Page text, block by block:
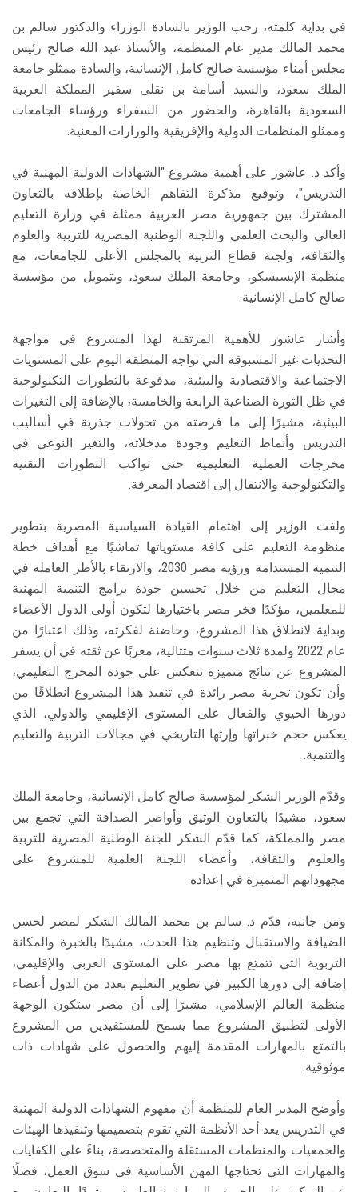
في بداية كلمته، رحب الوزير بالسادة الوزراء والدكتور سالم بن
محمد المالك مدير عام المنظمة، والأستاذ عبد الله صالح رئيس
مجلس أمناء مؤسسة صالح كامل الإنسانية، والسادة ممثلو جامعة
الملك سعود، والسيد أسامة بن نقلى سفير المملكة العربية
السعودية بالقاهرة، والحضور من السفراء ورؤساء الجامعات
وممثلو المنظمات الدولية والإفريقية والوزارات المعنية.
وأكد د. عاشور على أهمية مشروع "الشهادات الدولية المهنية في
التدريس"، وتوقيع مذكرة التفاهم الخاصة بإطلاقه بالتعاون
المشترك بين جمهورية مصر العربية ممثلة في وزارة التعليم
العالي والبحث العلمي واللجنة الوطنية المصرية للتربية والعلوم
والثقافة، ولجنة قطاع التربية بالمجلس الأعلى للجامعات، مع
منظمة الإيسيسكو، وجامعة الملك سعود، وبتمويل من مؤسسة
صالح كامل الإنسانية.
وأشار عاشور للأهمية المرتقبة لهذا المشروع في مواجهة
التحديات غير المسبوقة التي تواجه المنطقة اليوم على المستويات
الاجتماعية والاقتصادية والبيئية، مدفوعة بالتطورات التكنولوجية
في ظل الثورة الصناعية الرابعة والخامسة، بالإضافة إلى التغيرات
البيئية، مشيرًا إلى ما فرضته من تحولات جذرية في أساليب
التدريس وأنماط التعليم وجودة مدخلاته، والتغير النوعي في
مخرجات العملية التعليمية حتى تواكب التطورات التقنية
والتكنولوجية والانتقال إلى اقتصاد المعرفة.
ولفت الوزير إلى اهتمام القيادة السياسية المصرية بتطوير
منظومة التعليم على كافة مستوياتها تماشيًا مع أهداف خطة
التنمية المستدامة ورؤية مصر 2030، والارتقاء بالأطر العاملة في
مجال التعليم من خلال تحسين جودة برامج التنمية المهنية
للمعلمين، مؤكدًا فخر مصر باختيارها لتكون أولى الدول الأعضاء
وبداية لانطلاق هذا المشروع، وحاضنة لفكرته، وذلك اعتبارًا من
عام 2022 ولمدة ثلاث سنوات متتالية، معربًا عن ثقته في أن يسفر
المشروع عن نتائج متميزة تنعكس على جودة المخرج التعليمي،
وأن تكون تجربة مصر رائدة في تنفيذ هذا المشروع انطلاقًا من
دورها الحيوي والفعال على المستوى الإقليمي والدولي، الذي
يعكس حجم خبراتها وإرثها التاريخي في مجالات التربية والتعليم
والتنمية.
وقدّم الوزير الشكر لمؤسسة صالح كامل الإنسانية، وجامعة الملك
سعود، مشيدًا بالتعاون الوثيق وأواصر الصداقة التي تجمع بين
مصر والمملكة، كما قدّم الشكر للجنة الوطنية المصرية للتربية
والعلوم والثقافة، وأعضاء اللجنة العلمية للمشروع على
مجهوداتهم المتميزة في إعداده.
ومن جانبه، قدّم د. سالم بن محمد المالك الشكر لمصر لحسن
الضيافة والاستقبال وتنظيم هذا الحدث، مشيدًا بالخبرة والمكانة
التربوية التي تتمتع بها مصر على المستوى العربي والإقليمي،
إضافة إلى دورها الكبير في تطوير التعليم بعدد من الدول أعضاء
منظمة العالم الإسلامي، مشيرًا إلى أن مصر ستكون الوجهة
الأولى لتطبيق المشروع مما يسمح للمستفيدين من المشروع
بالتمتع بالمهارات المقدمة إليهم والحصول على شهادات ذات
موثوقية.
وأوضح المدير العام للمنظمة أن مفهوم الشهادات الدولية المهنية
في التدريس يعد أحد الأنظمة التي تقوم بتصميمها وتنفيذها الهيئات
والجمعيات والمنظمات المستقلة والمتخصصة، بناءً على الكفايات
والمهارات التي تحتاجها المهن الأساسية في سوق العمل، فضلًا